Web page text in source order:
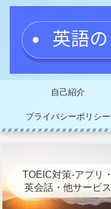
自己紹介
プライバシーポリシー
TOEIC対策-アプリ・
英会話・他サービス